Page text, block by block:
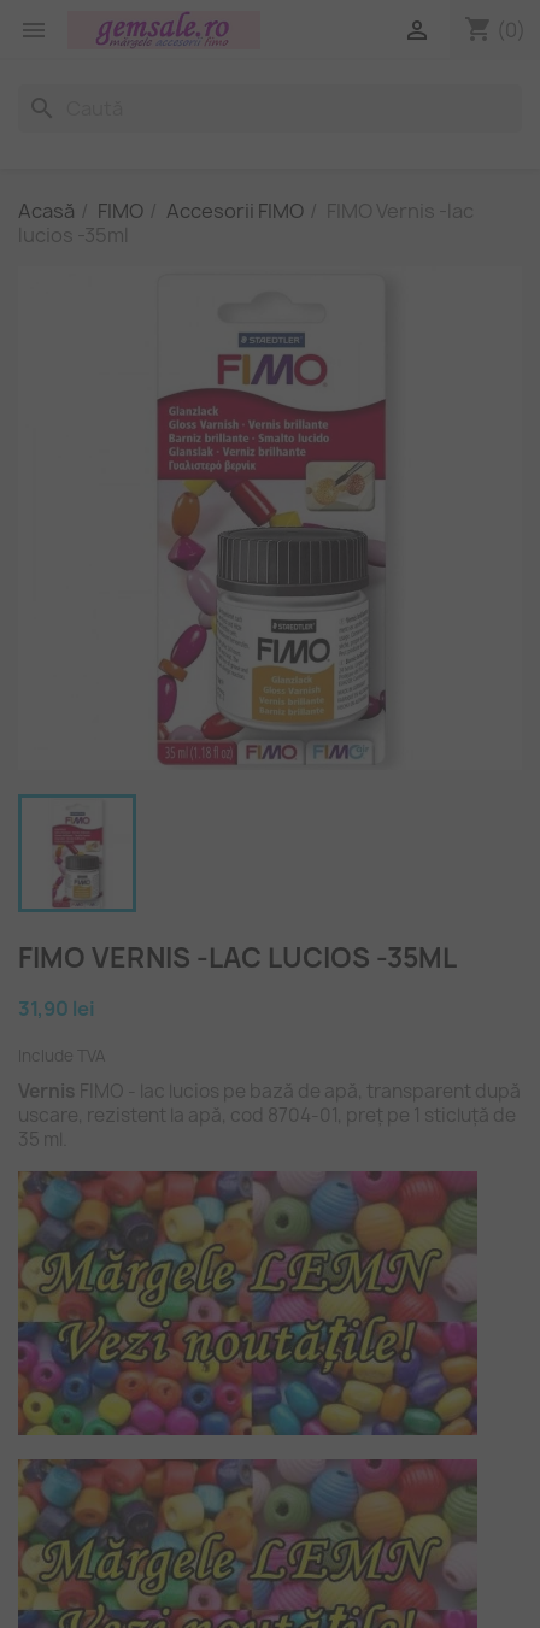
 shopping_cart (0)

search
Acasă FIMO Accesorii FIMO
FIMO Vernis -lac
lucios -35ml
FIMO VERNIS -LAC LUCIOS -35ML
31,90 lei
Include TVA
Vernis FIMO - lac lucios pe bază de apă, transparent după
uscare, rezistent la apă, cod 8704-01, preț pe 1 sticluță de
35 ml.